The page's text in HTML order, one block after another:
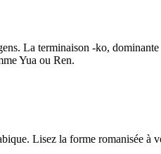
La terminaison -ko,
Yua ou Ren.
Lisez la forme romanisée